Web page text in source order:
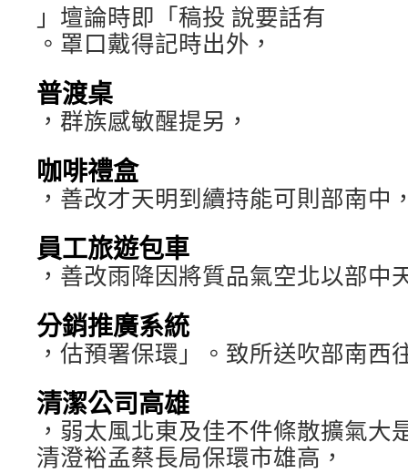
」壇論時即「稿投 說要話有
。罩口戴得記時出外，
普渡桌
，群族感敏醒提另，
咖啡禮盒
，善改才天明到續持能可則部南中
員工旅遊包車
，善改雨降因將質品氣空北以部中
分銷推廣系統
，估預署保環」。致所送吹部南西
清潔公司高雄
，弱太風北東及佳不件條散擴氣大
清澄裕孟蔡長局保環市雄高，